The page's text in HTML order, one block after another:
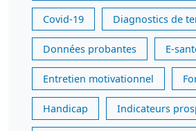
Covid-19 Diagnostics de
Données probantes E-
Entretien motivationnel
Handicap Indicateurs